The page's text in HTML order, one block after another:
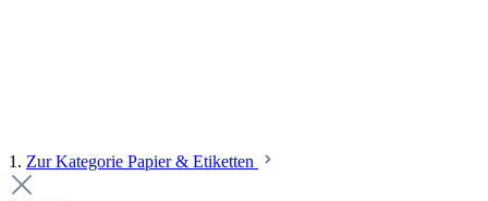
1. Zur Kategorie Papier & Etiketten